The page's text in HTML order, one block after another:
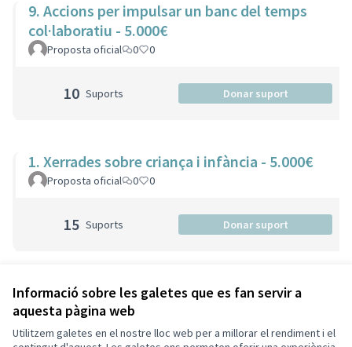
Informació sobre les galetes que es fan servir a
aquesta pàgina web
Utilitzem galetes en el nostre lloc web per a millorar el rendiment i el
9. Accions per impulsar un banc del temps
col·laboratiu - 5.000€
Proposta oficial 0 0
10 Suports Donar suport
1. Xerrades sobre criança i infància - 5.000€
Proposta oficial 0 0
15 Suports Donar suport
Veure totes les propostes retirades
Termes i condicions d'ús